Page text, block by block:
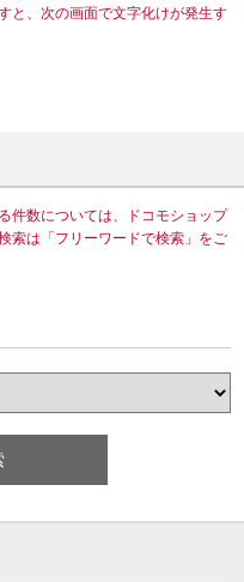
と、次の画面で文字化けが発生す
件数については、ドコモショップ
索は「フリーワードで検索」をご